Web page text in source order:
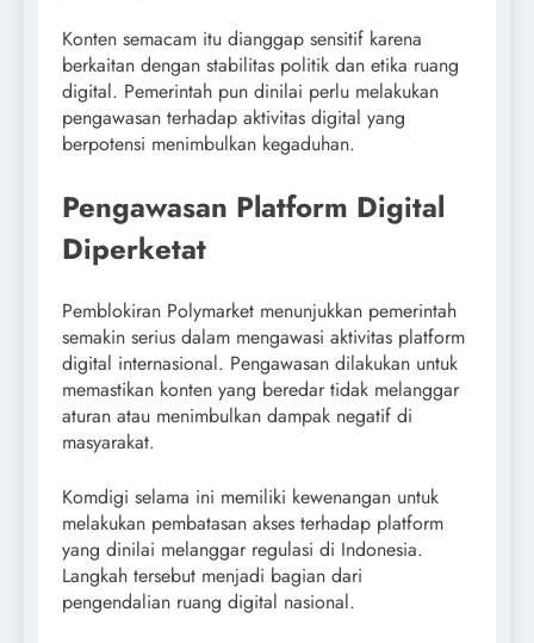
Konten semacam itu dianggap sensitif karena
berkaitan dengan stabilitas politik dan etika ruang
digital. Pemerintah pun dinilai perlu melakukan
pengawasan terhadap aktivitas digital yang
berpotensi menimbulkan kegaduhan.
Pengawasan Platform Digital
Diperketat
Pemblokiran Polymarket menunjukkan pemerintah
semakin serius dalam mengawasi aktivitas platform
digital internasional. Pengawasan dilakukan untuk
memastikan konten yang beredar tidak melanggar
aturan atau menimbulkan dampak negatif di
masyarakat.
Komdigi selama ini memiliki kewenangan untuk
melakukan pembatasan akses terhadap platform
yang dinilai melanggar regulasi di Indonesia.
Langkah tersebut menjadi bagian dari
pengendalian ruang digital nasional.